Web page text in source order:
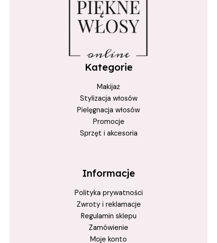
Kategorie
Makijaż
Stylizacja włosów
Pielęgnacja włosów
Promocje
Sprzęt i akcesoria
Informacje
Polityka prywatności
Zwroty i reklamacje
Regulamin sklepu
Zamówienie
Moje konto